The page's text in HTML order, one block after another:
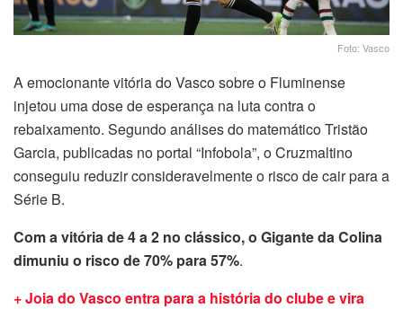
Foto: Vasco
A emocionante vitória do Vasco sobre o Fluminense
injetou uma dose de esperança na luta contra o
rebaixamento. Segundo análises do matemático Tristão
Garcia, publicadas no portal “Infobola”, o Cruzmaltino
conseguiu reduzir consideravelmente o risco de cair para a
Série B.
Com a vitória de 4 a 2 no clássico, o Gigante da Colina
dimuniu o risco de 70% para 57%.
+ Joia do Vasco entra para a história do clube e vira